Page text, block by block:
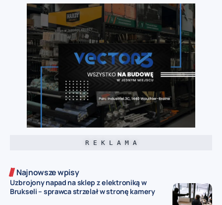
R E K L A M A
Najnowsze wpisy
Uzbrojony napad na sklep z elektroniką w
Brukseli – sprawca strzelał w stronę kamery